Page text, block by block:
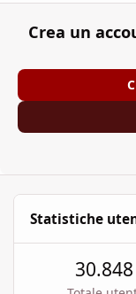
Crea un
Statistiche
30.848